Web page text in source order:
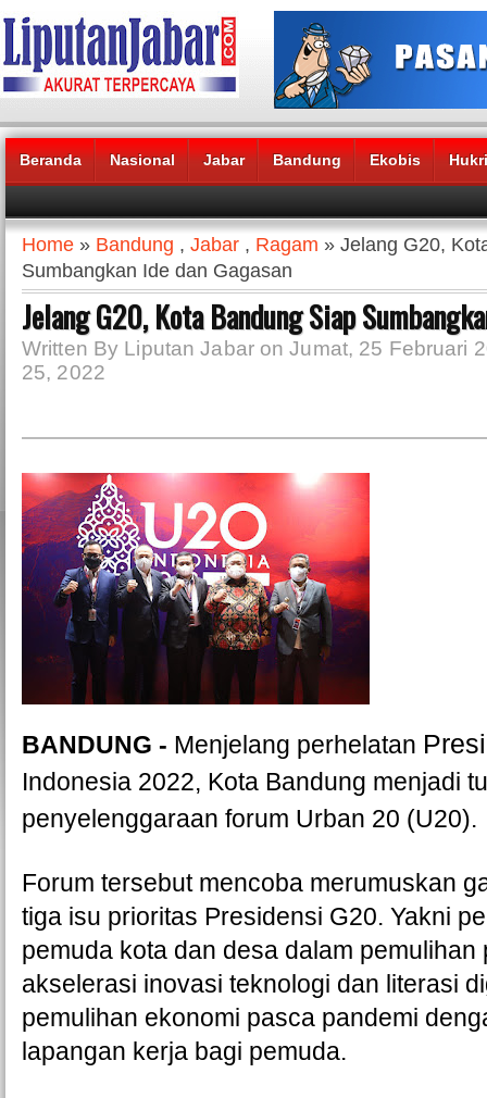
Beranda Nasional Jabar Bandung Ekobis
Headlines News :
Home » Bandung , Jabar , Ragam » Jelang G20,
Sumbangkan Ide dan Gagasan
Jelang G20, Kota Bandung Siap
Written By Liputan Jabar on Jumat, 25 Februari
25, 2022
BANDUNG - Menjelang perhelatan
Indonesia 2022, Kota Bandung menjadi
penyelenggaraan forum Urban 20 (U20).
Forum tersebut mencoba merumuskan
tiga isu prioritas Presidensi G20. Yakni
pemuda kota dan desa dalam pemulihan
akselerasi inovasi teknologi dan literasi
pemulihan ekonomi pasca pandemi
lapangan kerja bagi pemuda.